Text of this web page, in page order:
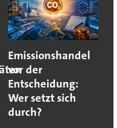
Emissionshandel
vor der
Entscheidung:
Wer setzt sich
durch?